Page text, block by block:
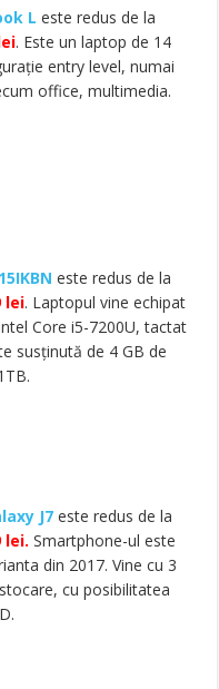
L este redus de la
. Este un laptop de 14
entry level, numai
office, multimedia.
este redus de la
lei. Laptopul vine echipat
Core i5-7200U, tactat
susținută de 4 GB de
J7 este redus de la
lei. Smartphone-ul este
din 2017. Vine cu 3
cu posibilitatea